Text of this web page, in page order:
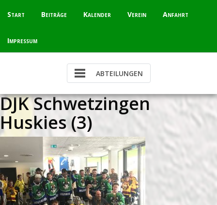
Start Beiträge Kalender Verein Anfahrt
Impressum
DJK Schwetzingen
Huskies (3)